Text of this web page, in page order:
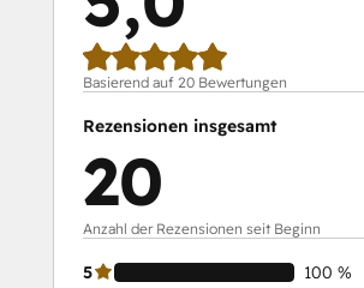
Basierend auf 20 Bewertungen
Rezensionen insgesamt
20
Anzahl der Rezensionen seit Beginn
5
100 %